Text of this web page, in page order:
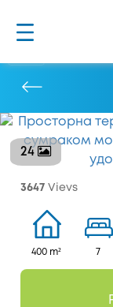
24
3647 Vievs
400 m² 7